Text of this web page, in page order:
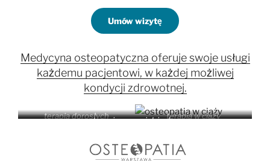
Umów wizytę
Medycyna osteopatyczna oferuje swoje usługi
każdemu pacjentowi, w każdej możliwej
kondycji zdrowotnej.
terapia dorosłych terapia w ciąży
terapia mama i dziecko